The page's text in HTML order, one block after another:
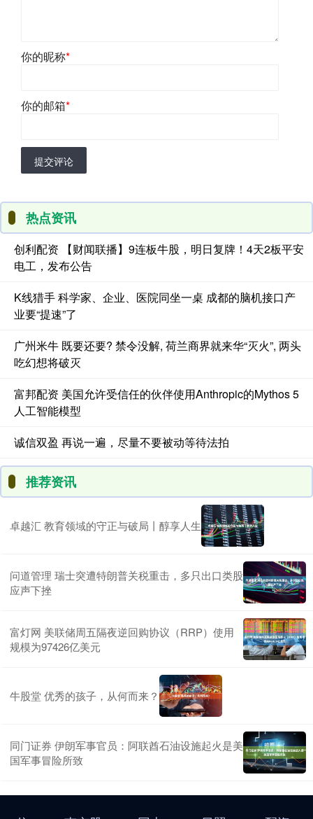
你的昵称*
你的邮箱*
提交评论
热点资讯
创利配资 【财闻联播】9连板牛股，明日复牌！4天2板平安
电工，发布公告
K线猎手 科学家、企业、医院同坐一桌 成都的脑机接口产
业要“提速”了
广州米牛 既要还要? 禁令没解, 荷兰商界就来华“灭火”, 两头
吃幻想将破灭
富邦配资 美国允许受信任的伙伴使用Anthropic的Mythos 5
人工智能模型
诚信双盈 再说一遍，尽量不要被动等待法拍
推荐资讯
卓越汇 教育领域的守正与破局丨醇享人生
问道管理 瑞士突遭特朗普关税重击，多只出口类股
应声下挫
富灯网 美联储周五隔夜逆回购协议（RRP）使用
规模为97426亿美元
牛股堂 优秀的孩子，从何而来？
同门证券 伊朗军事官员：阿联酋石油设施起火是美
国军事冒险所致